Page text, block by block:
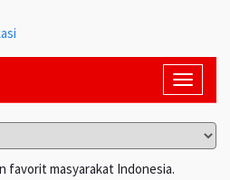
Toggle
favorit masyarakat Indonesia.